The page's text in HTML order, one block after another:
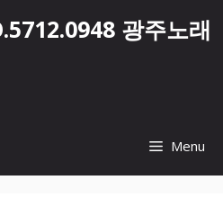
광주노래
Menu